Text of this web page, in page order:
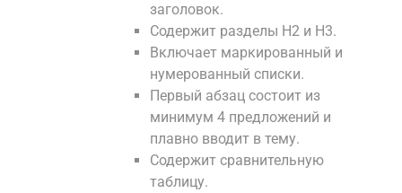
заголовок.
Содержит разделы H2 и H3.
Включает маркированный и
нумерованный списки.
Первый абзац состоит из
минимум 4 предложений и
плавно вводит в тему.
Содержит сравнительную
таблицу.